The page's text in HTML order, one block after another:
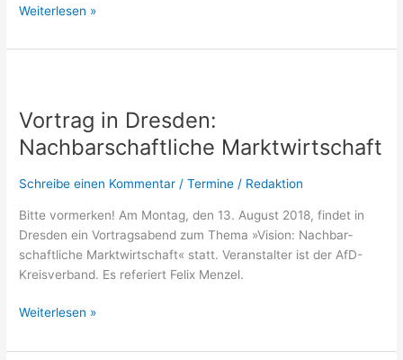
Weiterlesen »
Vortrag in Dresden:
Nachbarschaftliche Marktwirtschaft
Schreibe einen Kommentar /Termine / Redaktion
Bit­te vor­mer­ken! Am Mon­tag, den 13. August 2018, fin­det in
Dres­den ein Vor­trags­abend zum The­ma »Visi­on: Nach­bar­
schaft­li­che Markt­wirt­schaft« statt. Ver­an­stal­ter ist der AfD-
Kreis­­ver­­­band. Es refe­riert Felix Menzel.
Dresden:
Nachbarschaftliche
Marktwirtschaft
Weiterlesen »